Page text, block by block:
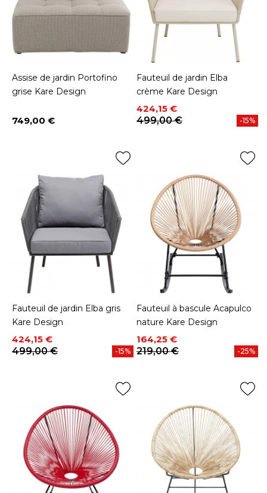
Assise de jardin Portofino
grise Kare Design
Prix
749,00 €
Fauteuil de jardin Elba
crème Kare Design
Prix
424,15 €
Prix de base
499,00 €
-15%
Fauteuil de jardin Elba gris
Kare Design
Prix
424,15 €
Prix de base
499,00 €
-15%
Fauteuil à bascule Acapulco
nature Kare Design
Prix
164,25 €
Prix de base
219,00 €
-25%